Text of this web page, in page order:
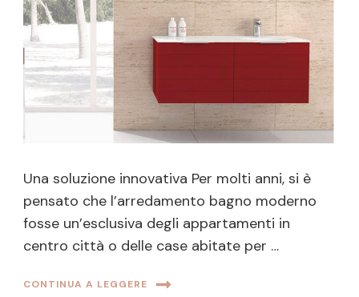
Una soluzione innovativa Per molti anni, si è
pensato che l’arredamento bagno moderno
fosse un’esclusiva degli appartamenti in
centro città o delle case abitate per …
CONTINUA A LEGGERE